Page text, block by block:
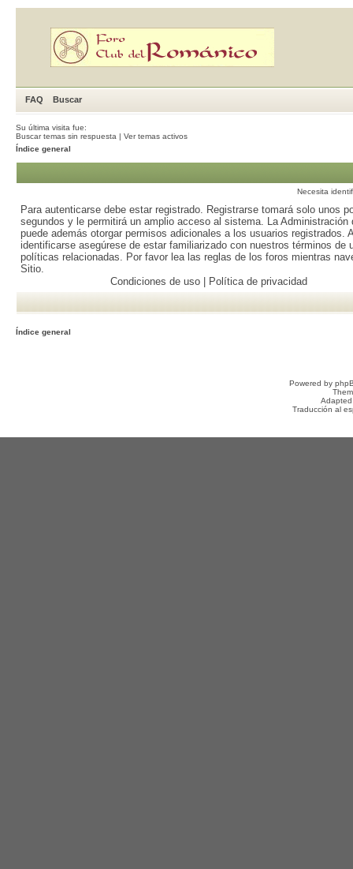
FAQ Buscar
Su última visita fue:
Buscar temas sin respuesta | Ver temas activos
Índice general
Necesita
Para autenticarse debe estar registrado. Registrarse tomará solo unos
segundos y le permitirá un amplio acceso al sistema. La Administración
puede además otorgar permisos adicionales a los usuarios registrados.
identificarse asegúrese de estar familiarizado con nuestros términos de
políticas relacionadas. Por favor lea las reglas de los foros mientras
Sitio.
Condiciones de uso| Política de privacidad
Índice general
Powered by
Traducción al